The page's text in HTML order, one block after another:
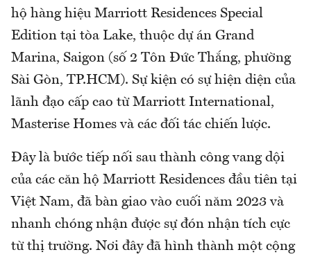
hộ hàng hiệu Marriott Residences Special
Edition tại tòa Lake, thuộc dự án Grand
Marina, Saigon (số 2 Tôn Đức Thắng, phường
Sài Gòn, TP.HCM). Sự kiện có sự hiện diện của
lãnh đạo cấp cao từ Marriott International,
Masterise Homes và các đối tác chiến lược.
Đây là bước tiếp nối sau thành công vang dội
của các căn hộ Marriott Residences đầu tiên tại
Việt Nam, đã bàn giao vào cuối năm 2023 và
nhanh chóng nhận được sự đón nhận tích cực
từ thị trường. Nơi đây đã hình thành một cộng